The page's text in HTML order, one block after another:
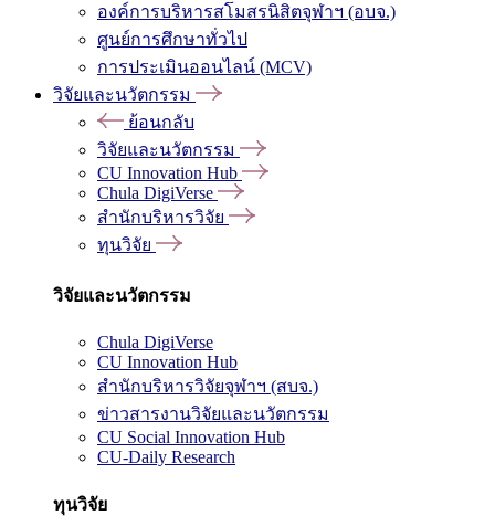
องค์การบริหารสโมสรนิสิตจุฬาฯ (อบจ.)
ศูนย์การศึกษาทั่วไป
การประเมินออนไลน์ (MCV)
วิจัยและนวัตกรรม
ย้อนกลับ
วิจัยและนวัตกรรม
CU Innovation Hub
Chula DigiVerse
สำนักบริหารวิจัย
ทุนวิจัย
วิจัยและนวัตกรรม
Chula DigiVerse
CU Innovation Hub
สำนักบริหารวิจัยจุฬาฯ (สบจ.)
ข่าวสารงานวิจัยและนวัตกรรม
CU Social Innovation Hub
CU-Daily Research
ทุนวิจัย